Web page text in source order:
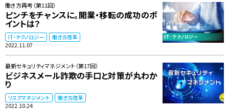
働き方再考（第11回）
ピンチをチャンスに。開業・移転の成功のポ
イントは？
IT・テクノロジー 働き方改革
2022.11.07
最新セキュリティマネジメント（第17回）
ビジネスメール詐欺の手口と対策が丸わか
り
リスクマネジメント 働き方改革
2022.10.24